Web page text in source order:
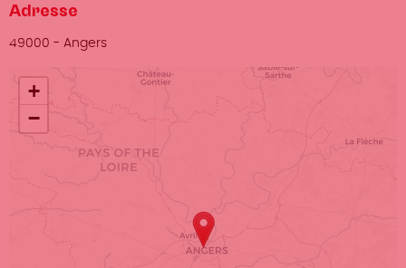
Adresse
Ville
49000 - Angers
Localisation
+
−